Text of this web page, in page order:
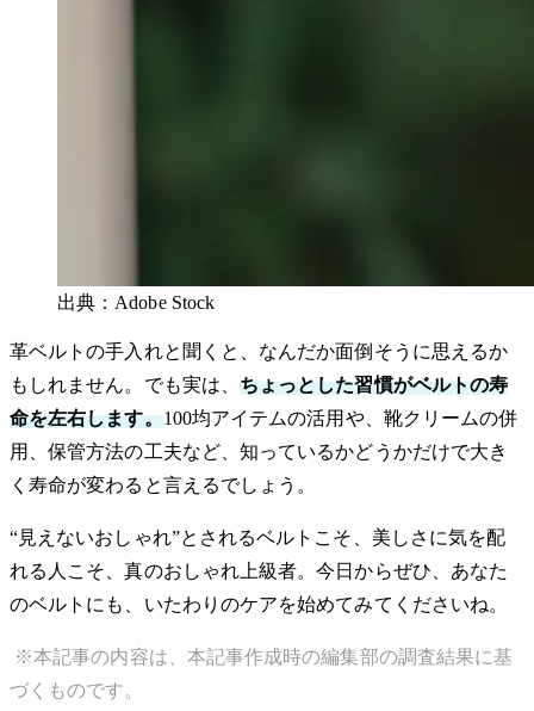
出典：Adobe Stock
革ベルトの手入れと聞くと、なんだか面倒そうに思えるか
もしれません。でも実は、 ちょっとした習慣がベルトの寿
命を左右します。100均アイテムの活用や、靴クリームの併
用、保管方法の工夫など、知っているかどうかだけで大き
く寿命が変わると言えるでしょう。
“見えないおしゃれ”とされるベルトこそ、美しさに気を配
れる人こそ、真のおしゃれ上級者。今日からぜひ、あなた
のベルトにも、いたわりのケアを始めてみてくださいね。
※本記事の内容は、本記事作成時の編集部の調査結果に基
づくものです。